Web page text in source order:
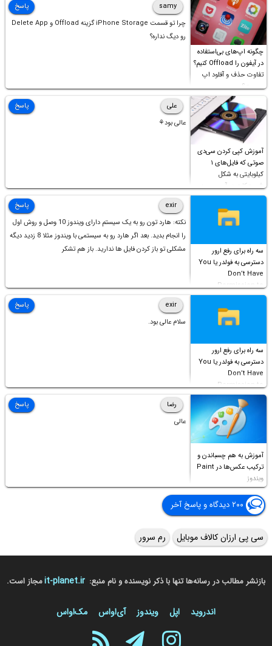
چگونه اپ‌های بی‌استفاده
در آیفون را Offload کنیم؟
تفاوت حذف و آفلود اپ
چیست؟
samy
چرا تو قسمت iPhone Storage گزینه Offload و Delete App
رو دیگ نداره؟
پاسخ
آموزش کپی کردن سی‌دی
صوتی که فایل‌های ۱
کیلوبایتی به شکل
شورت‌کات در آن موجود
است!
علی
عالی بود⚘
پاسخ
سه راه برای رفع ارور
دسترسی به فولدر یا You
Don’t Have
Permission to
Access this folder
exir
نکته: هارد تون رو به یک سیستم دارای ویندوز 10 وصل و روش اول
را انجام بدید. بعد اگر هارد رو به سیستمی با ویندوز مثلا 8 زدید دیگه
مشکلی تو باز کردن فایل ها ندارید. باز هم تشکر
پاسخ
سه راه برای رفع ارور
دسترسی به فولدر یا You
Don’t Have
Permission to
Access this folder
exir
سلام عالی بود.
پاسخ
آموزش به هم چسباندن و
ترکیب عکس‌ها در Paint
ویندوز
رضا
عالی
پاسخ
۲۰۰ دیدگاه و پاسخ آخر
سی پی ارزان کالاف موبایل رم سرور
بازنشر مطالب در رسانه‌ها تنها با ذکر نویسنده و نام منبع: it-planet.irمجاز است.
اندروید اپل ویندوز آی‌او‌اس مک‌او‌اس